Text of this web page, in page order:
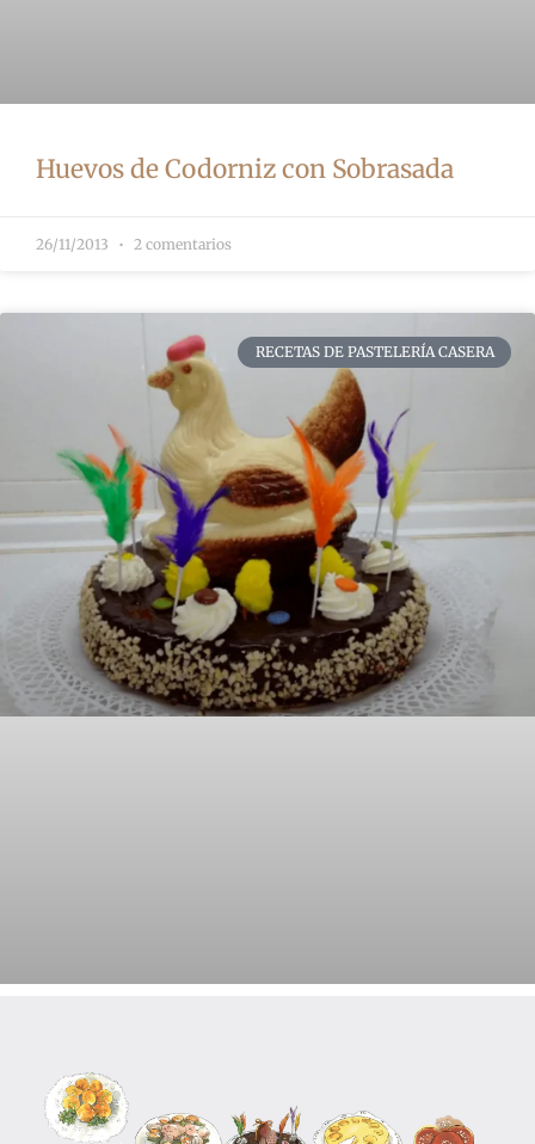
Huevos de Codorniz con Sobrasada
26/11/2013 2 comentarios
RECETAS DE PASTELERÍA CASERA
12/04/2012 No hay comentarios